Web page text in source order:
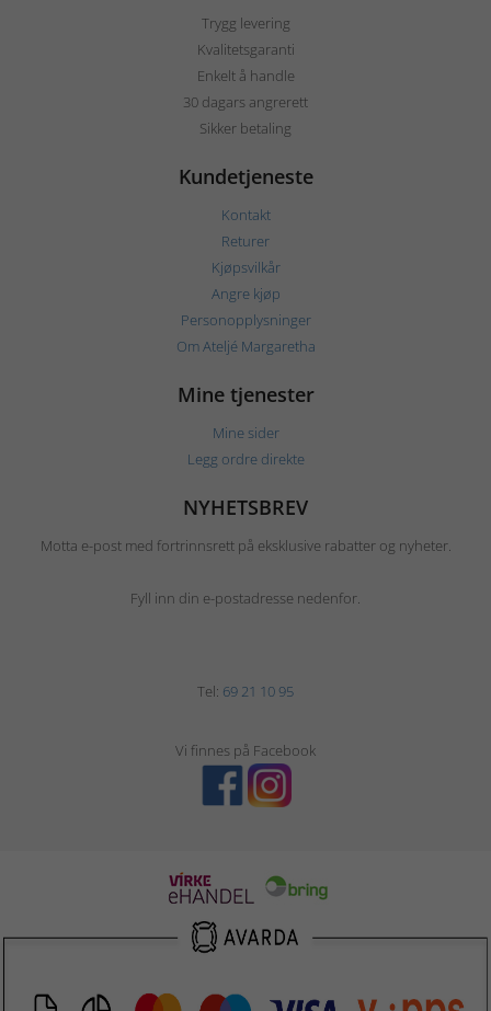
Trygg levering
Kvalitetsgaranti
Enkelt å handle
30 dagars angrerett
Sikker betaling
Kundetjeneste
Kontakt
Returer
Kjøpsvilkår
Angre kjøp
Personopplysninger
Om Ateljé Margaretha
Mine tjenester
Mine sider
Legg ordre direkte
NYHETSBREV
Motta e-post med fortrinnsrett på eksklusive rabatter og nyheter.
Fyll inn din e-postadresse nedenfor.
Tel: 69 21 10 95
Vi finnes på Facebook